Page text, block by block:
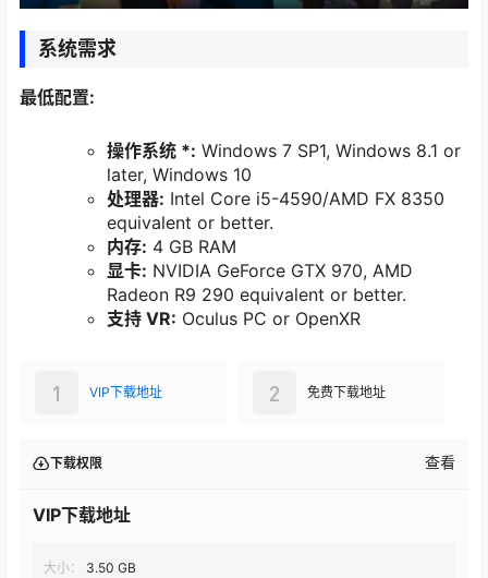
系统需求
最低配置:
操作系统 *: Windows 7 SP1, Windows 8.1 or
later, Windows 10
处理器: Intel Core i5-4590/AMD FX 8350
equivalent or better.
内存: 4 GB RAM
显卡: NVIDIA GeForce GTX 970, AMD
Radeon R9 290 equivalent or better.
支持 VR: Oculus PC or OpenXR
VIP下载地址
1 免费下载地址
2
下载权限 查看
VIP下载地址
大小：
3.50 GB